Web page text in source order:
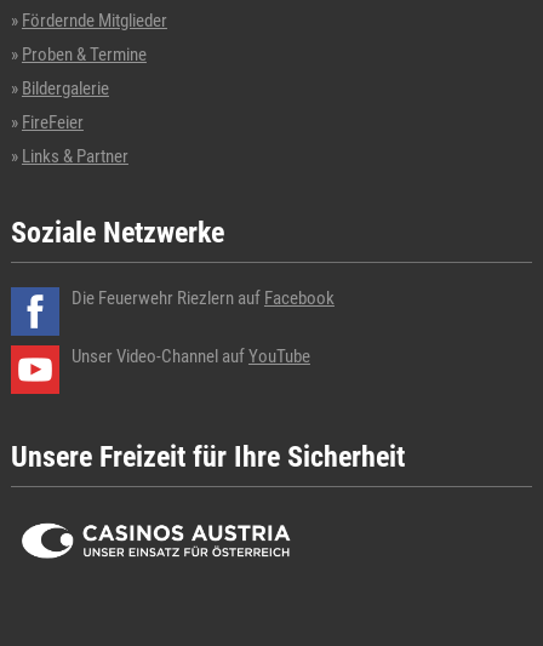
Fördernde Mitglieder
Proben & Termine
Bildergalerie
FireFeier
Links & Partner
Soziale Netzwerke
Die Feuerwehr Riezlern auf Facebook
Unser Video-Channel auf YouTube
Unsere Freizeit für Ihre Sicherheit